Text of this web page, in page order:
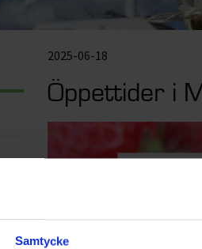
Samtycke
2025-06-18
Öppettider i